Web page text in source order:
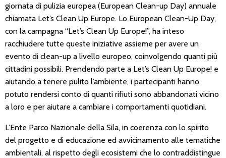
giornata di pulizia europea (European Clean-up Day) annuale
chiamata Let’s Clean Up Europe. Lo European Clean-Up Day,
con la campagna “Let’s Clean Up Europe!”, ha inteso
racchiudere tutte queste iniziative assieme per avere un
evento di clean-up a livello europeo, coinvolgendo quanti più
cittadini possibili. Prendendo parte a Let’s Clean Up Europe! e
aiutando a tenere pulito l’ambiente, i partecipanti hanno
potuto rendersi conto di quanti rifiuti sono abbandonati vicino
a loro e per aiutare a cambiare i comportamenti quotidiani.
L’Ente Parco Nazionale della Sila, in coerenza con lo spirito
del progetto e di educazione ed avvicinamento alle tematiche
ambientali, al rispetto degli ecosistemi che lo contraddistingue